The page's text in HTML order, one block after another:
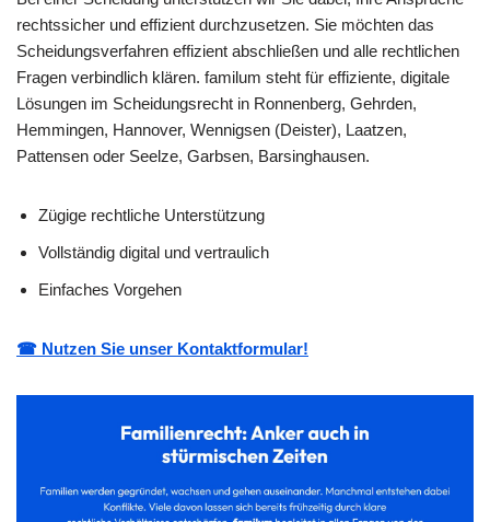
rechtssicher und effizient durchzusetzen. Sie möchten das
Scheidungsverfahren effizient abschließen und alle rechtlichen
Fragen verbindlich klären. familum steht für effiziente, digitale
Lösungen im Scheidungsrecht in Ronnenberg, Gehrden,
Hemmingen, Hannover, Wennigsen (Deister), Laatzen,
Pattensen oder Seelze, Garbsen, Barsinghausen.
Zügige rechtliche Unterstützung
Vollständig digital und vertraulich
Einfaches Vorgehen
☎ Nutzen Sie unser Kontaktformular!